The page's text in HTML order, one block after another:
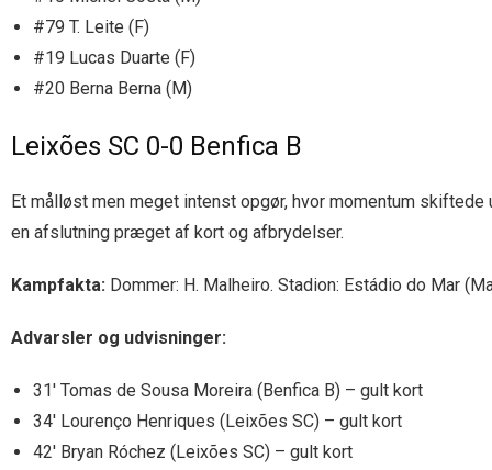
#79 T. Leite (F)
#19 Lucas Duarte (F)
#20 Berna Berna (M)
Leixões SC 0-0 Benfica B
Et målløst men meget intenst opgør, hvor momentum
en afslutning præget af kort og afbrydelser.
Kampfakta: Dommer: H. Malheiro. Stadion: Estádio do Mar
Advarsler og udvisninger:
31′ Tomas de Sousa Moreira (Benfica B) – gult kort
34′ Lourenço Henriques (Leixões SC) – gult kort
42′ Bryan Róchez (Leixões SC) – gult kort